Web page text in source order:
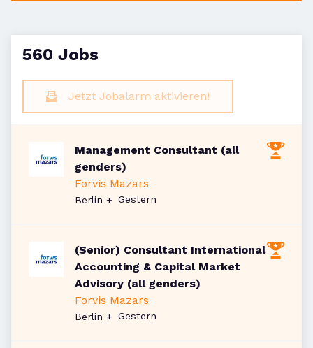
560 Jobs
Jetzt Jobalarm aktivieren!
Management Consultant (all
genders)
Forvis Mazars
Berlin + Veröffentlicht
Gestern
(Senior) Consultant International
Accounting & Capital Market
Advisory (all genders)
Forvis Mazars
Berlin + Veröffentlicht
Gestern